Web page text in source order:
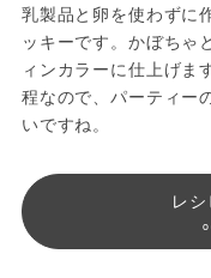
乳製品と卵を使わずに
ッキーです。かぼちゃ
ィンカラーに仕上げま
程なので、パーティー
いですね。
レ